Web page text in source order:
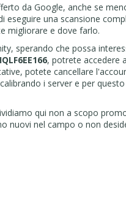
da Google, anche se
eseguire una scansione
migliorare e dove farlo.
sperando che possa
, potrete accedere
potete cancellare
i server e per
qui non a scopo
nuovi nel campo o non